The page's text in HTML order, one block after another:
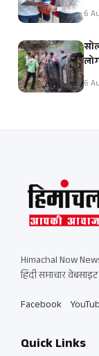
6
6
Himachal Now
हिंदी समाचार
Facebook
Quick Links